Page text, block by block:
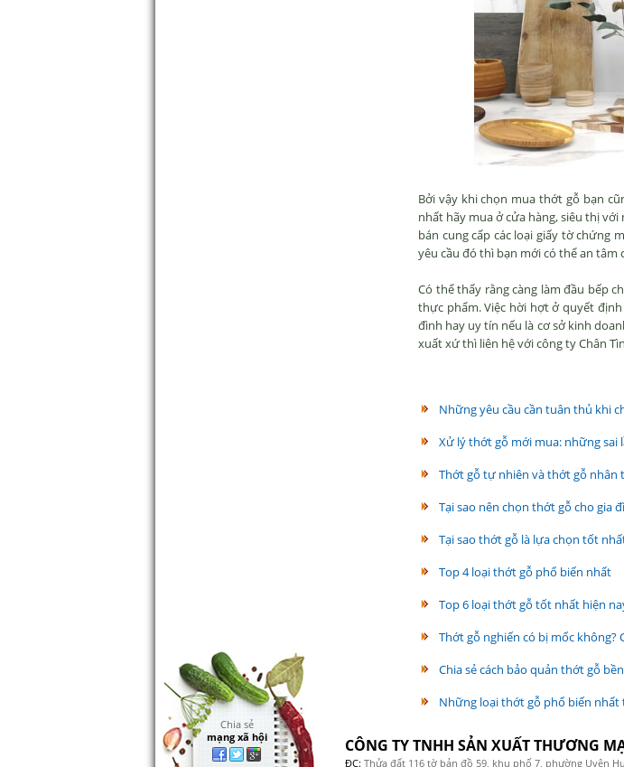
Bởi vậy khi chọn mua thớt gỗ bạn
nhất hãy mua ở cửa hàng, siêu thị
bán cung cấp các loại giấy tờ chứng
yêu cầu đó thì bạn mới có thể an tâm
Có thể thấy rằng càng làm đầu bếp
thực phẩm. Việc hời hợt ở quyết
đình hay uy tín nếu là cơ sở kinh
xuất xứ thì liên hệ với công ty Chân
Những yêu cầu cần tuân thủ khi
Xử lý thớt gỗ mới mua: những sai
Thớt gỗ tự nhiên và thớt gỗ nhân
Tại sao nên chọn thớt gỗ cho gia
Tại sao thớt gỗ là lựa chọn tốt
Top 4 loại thớt gỗ phổ biến nhất
Top 6 loại thớt gỗ tốt nhất hiện
Thớt gỗ nghiến có bị mốc
Chia sẻ cách bảo quản thớt gỗ
Những loại thớt gỗ phổ biến
Chia sẻ
mạng xã hội
CÔNG TY TNHH SẢN XUẤT THƯƠNG
ĐC: Thửa đất 116 tờ bản đồ 59, khu phố 7, phường Uyên